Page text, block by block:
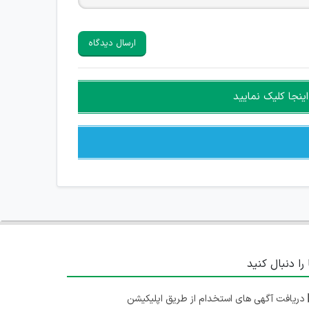
ارسال دیدگاه
کلیک نمایید
را دنبال کنید
دریافت آگهی های استخدام از طریق اپلیکیشن